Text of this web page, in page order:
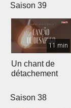
Saison 39
11 min
Un chant de
détachement
Saison 38